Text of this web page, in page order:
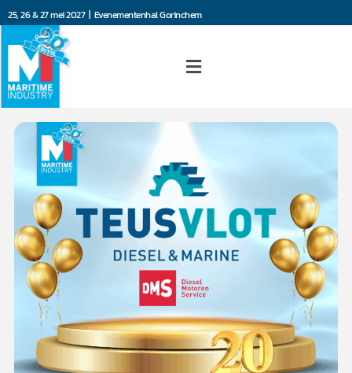
25, 26 & 27 mei 2027 | Evenementenhal Gorinchem